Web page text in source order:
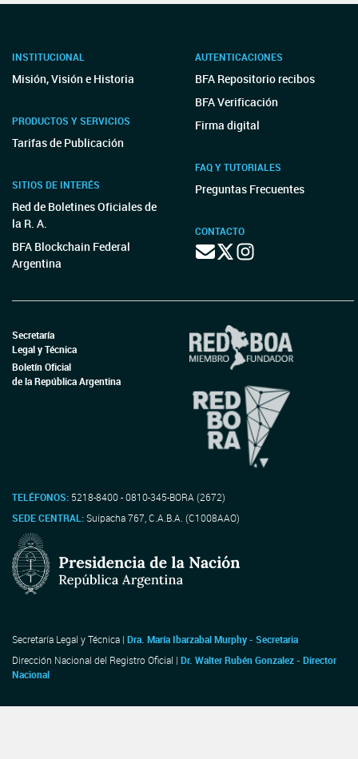
INSTITUCIONAL
Misión, Visión e Historia
PRODUCTOS Y SERVICIOS
Tarifas de Publicación
SITIOS DE INTERÉS
Red de Boletines Oficiales de
la R. A.
BFA Blockchain Federal
Argentina
AUTENTICACIONES
BFA Repositorio recibos
BFA Verificación
Firma digital
FAQ Y TUTORIALES
Preguntas Frecuentes
CONTACTO
Secretaría
Legal y Técnica
Boletín Oficial
de la República Argentina
TELÉFONOS: 5218-8400 - 0810-345-BORA (2672)
SEDE CENTRAL:Suipacha 767, C.A.B.A. (C1008AAO)
Secretaría Legal y Técnica | Dra. María Ibarzabal Murphy - Secretaria
Dirección Nacional del Registro Oficial | Dr. Walter Rubén Gonzalez - Director
Nacional